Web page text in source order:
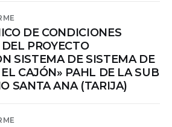
DE CONDICIONES
PROYECTO
SISTEMA DE SISTEMA DE
EL CAJÓN» PAHL DE LA SUB
SANTA ANA (TARIJA)